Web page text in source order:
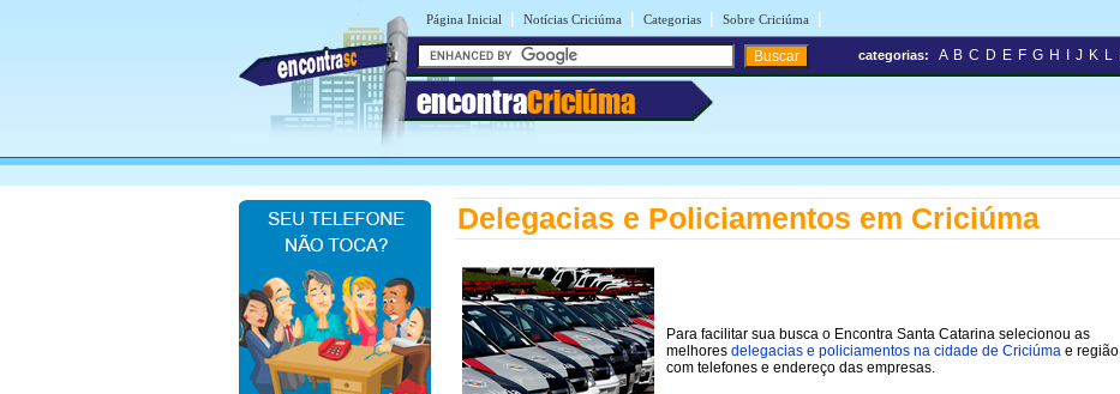
Página Inicial | Notícias Criciúma | Categorias | Sobre Criciúma |
encontraCriciúma
categorias: A B C D E F G H J K L
Delegacias e Policiamentos em Criciúma
Para facilitar sua busca o Encontra Santa Catarina selecionou as
melhores delegacias e policiamentos na cidade de Criciúma e região,
com telefones e endereço das empresas.